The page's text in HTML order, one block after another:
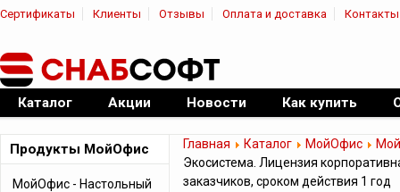
Сертификаты Клиенты Отзывы Оплата и доставка Контакты
Официальный дилер ПО
Каталог Акции Новости Как купить
Главная Каталог МойОфис
Экосистема. Лицензия
заказчиков, сроком действия 1 год
Продукты МойОфис
МойОфис - Настольный